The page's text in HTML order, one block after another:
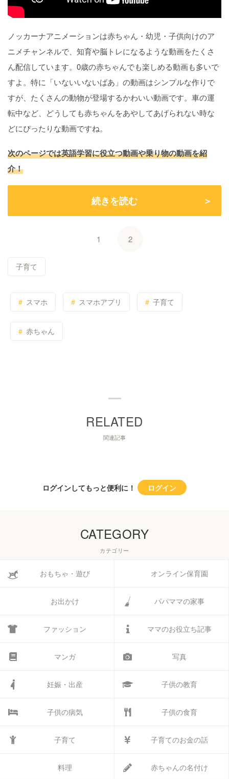
ノッカーナアニメーションは赤ちゃん・幼児・子供向けのア
ニメチャンネルで、知育や脳トレになるような動画をたくさ
ん配信しています。0歳の赤ちゃんでも楽しめる動画も多いで
すよ。特に「いないいないばあ」の動画はシンプルな作りで
すが、たくさんの動物が登場するかわいい動画です。車の運
転中など、どうしても赤ちゃんをあやしてあげられない時な
どにぴったりな動画ですね。
次のページでは英語学習に役立つ動画や乗り物の動画を紹
介！
続きを読む
1 2
子育て
スマホ スマホアプリ 子育て
赤ちゃん
関連記事
ログインしてもっと便利に！ ログイン
CATEGORY
カテゴリー
おもちゃ・遊び オンライン保育園
お出かけ パパママの家事
ファッション ママのお役立ち記事
マンガ 写真
妊娠・出産 子供の教育
子供の病気 子供の食育
子育て 子育てのお金の話
料理 赤ちゃんの名付け